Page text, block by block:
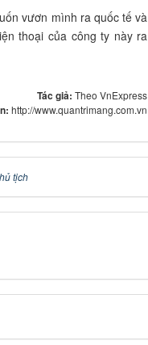
vươn mình ra quốc tế và
thoại của công ty này ra
Tác giả:Theo VnExpress
http://www.quantrimang.com.vn
tịch